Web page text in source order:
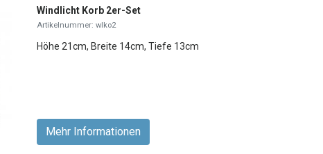
Windlicht Korb 2er-Set
Artikelnummer: wlko2
Höhe 21cm, Breite 14cm, Tiefe 13cm
Mehr Informationen